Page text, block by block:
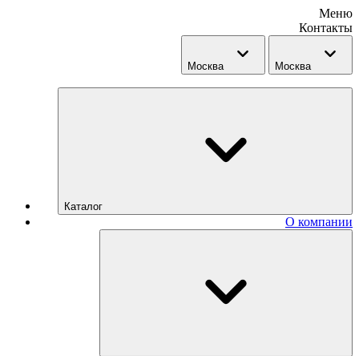
Меню
Контакты
Москва Москва
Каталог
О компании